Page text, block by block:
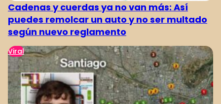
Cadenas y cuerdas ya no van más: Así
puedes remolcar un auto y no ser multado
según nuevo reglamento
Viral